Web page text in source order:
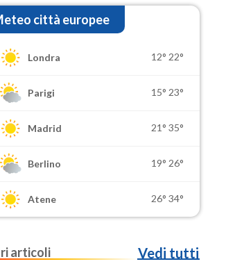
città europee
Londra 12° 22°
Parigi 15° 23°
Madrid 21° 35°
Berlino 19° 26°
Atene 26° 34°
articoli Vedi tutti